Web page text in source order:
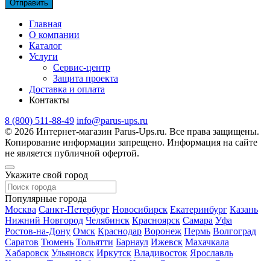
Главная
О компании
Каталог
Услуги
Сервис-центр
Защита проекта
Доставка и оплата
Контакты
8 (800) 511-88-49 info@parus-ups.ru
© 2026 Интернет-магазин Parus-Ups.ru. Все права защищены.
Копирование информации запрещено. Информация на сайте
не является публичной офертой.
Укажите свой город
Популярные города
Москва Санкт-Петербург Новосибирск Екатеринбург Казань
Нижний Новгород Челябинск Красноярск Самара Уфа
Ростов-на-Дону Омск Краснодар Воронеж Пермь Волгоград
Саратов Тюмень Тольятти Барнаул Ижевск Махачкала
Хабаровск Ульяновск Иркутск Владивосток Ярославль